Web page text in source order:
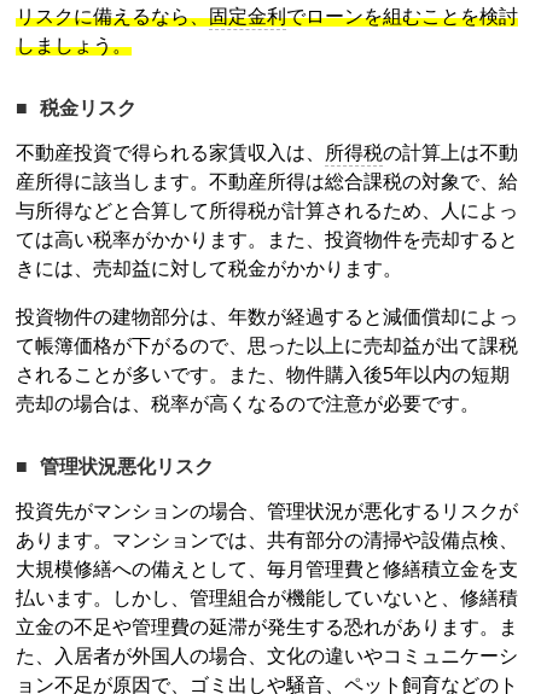
リスクに備えるなら、固定金利でローンを組むことを検討
しましょう。
税金リスク
不動産投資で得られる家賃収入は、 所得税の計算上は不動
産所得に該当します。不動産所得は総合課税の対象で、給
与所得などと合算して所得税が計算されるため、人によっ
ては高い税率がかかります。また、投資物件を売却すると
きには、売却益に対して税金がかかります。
投資物件の建物部分は、年数が経過すると減価償却によっ
て帳簿価格が下がるので、思った以上に売却益が出て課税
されることが多いです。また、物件購入後5年以内の短期
売却の場合は、税率が高くなるので注意が必要です。
管理状況悪化リスク
投資先がマンションの場合、管理状況が悪化するリスクが
あります。マンションでは、共有部分の清掃や設備点検、
大規模修繕への備えとして、毎月管理費と修繕積立金を支
払います。しかし、管理組合が機能していないと、修繕積
立金の不足や管理費の延滞が発生する恐れがあります。ま
た、入居者が外国人の場合、文化の違いやコミュニケーシ
ョン不足が原因で、ゴミ出しや騒音、ペット飼育などのト
閉じる